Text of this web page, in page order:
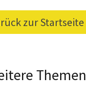
zur Startseite
Themen